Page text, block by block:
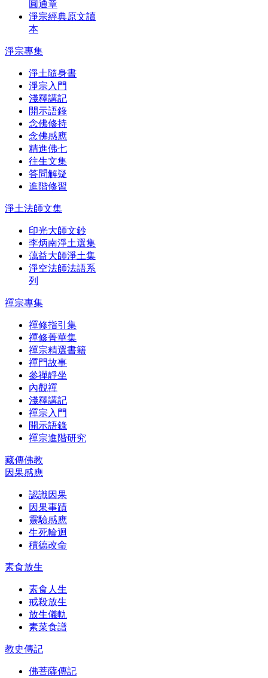
圓通章
淨宗經典原文讀
本
淨宗專集
淨土隨身書
淨宗入門
淺釋講記
開示語錄
念佛修持
念佛感應
精進佛七
往生文集
答問解疑
進階修習
淨土法師文集
印光大師文鈔
李炳南淨土選集
蕅益大師淨土集
淨空法師法語系
列
禪宗專集
禪修指引集
禪修菁華集
禪宗精選書籍
禪門故事
參禪靜坐
內觀禪
淺釋講記
禪宗入門
開示語錄
禪宗進階研究
藏傳佛教
因果感應
認識因果
因果事蹟
靈驗感應
生死輪迴
積德改命
素食放生
素食人生
戒殺放生
放生儀軌
素菜食譜
教史傳記
佛菩薩傳記